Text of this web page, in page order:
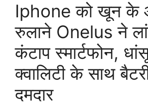
Iphone को खून
रुलाने Onelus ने
कंटाप स्मार्टफोन,
क्वालिटी के साथ
दमदार